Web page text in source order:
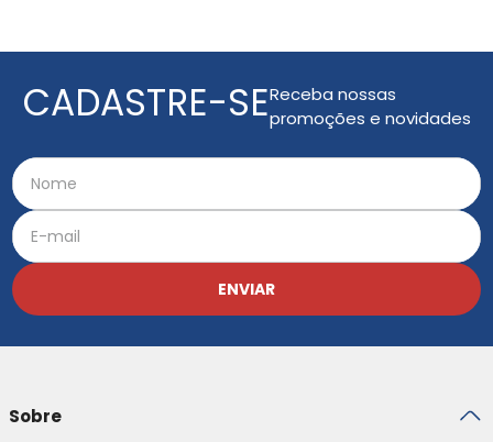
CADASTRE-SEReceba nossas
promoções e novidades
ENVIAR
Sobre